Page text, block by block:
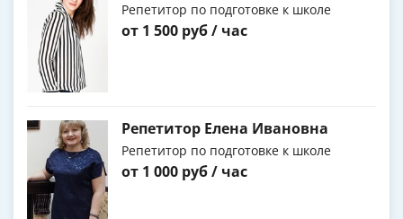
Репетитор по подготовке к школе
от 1 500 руб / час
Репетитор Елена Ивановна
Репетитор по подготовке к школе
от 1 000 руб / час